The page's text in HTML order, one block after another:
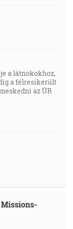
a látnokokhoz,
a félresikerült
az ÚR
Missions-